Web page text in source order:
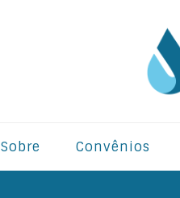
Sobre Convênios